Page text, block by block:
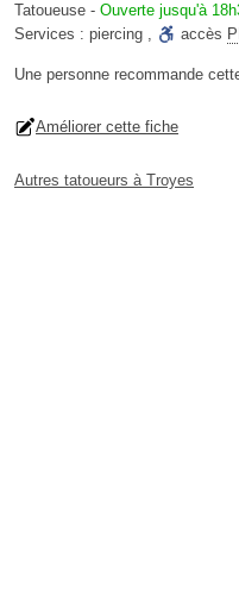
Tatoueuse - Ouverte jusqu'à
Services : piercing , accès
Une personne recommande
Améliorer cette fiche
Autres tatoueurs à Troyes